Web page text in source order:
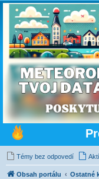
Témy bez odpovedí
Obsah portálu Ostatné